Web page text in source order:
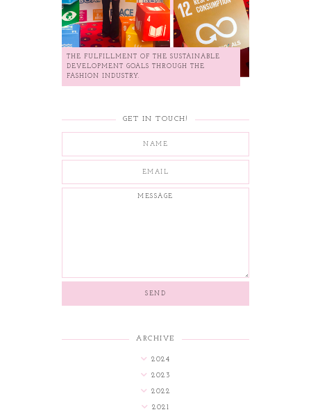
THE FULFILLMENT OF THE SUSTAINABLE
DEVELOPMENT GOALS THROUGH THE
FASHION INDUSTRY.
GET IN TOUCH!
ARCHIVE
2024
2023
2022
2021